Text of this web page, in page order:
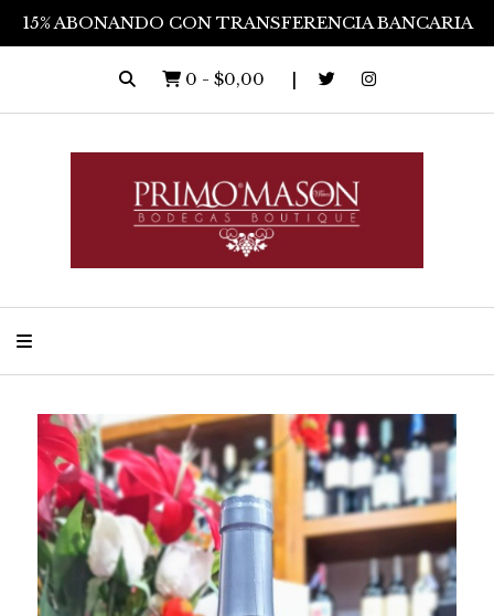
15% ABONANDO CON TRANSFERENCIA BANCARIA
0 - $0,00